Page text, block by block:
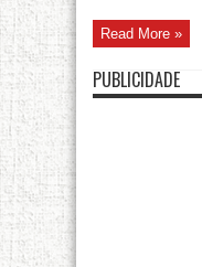
Read More »
PUBLICIDADE